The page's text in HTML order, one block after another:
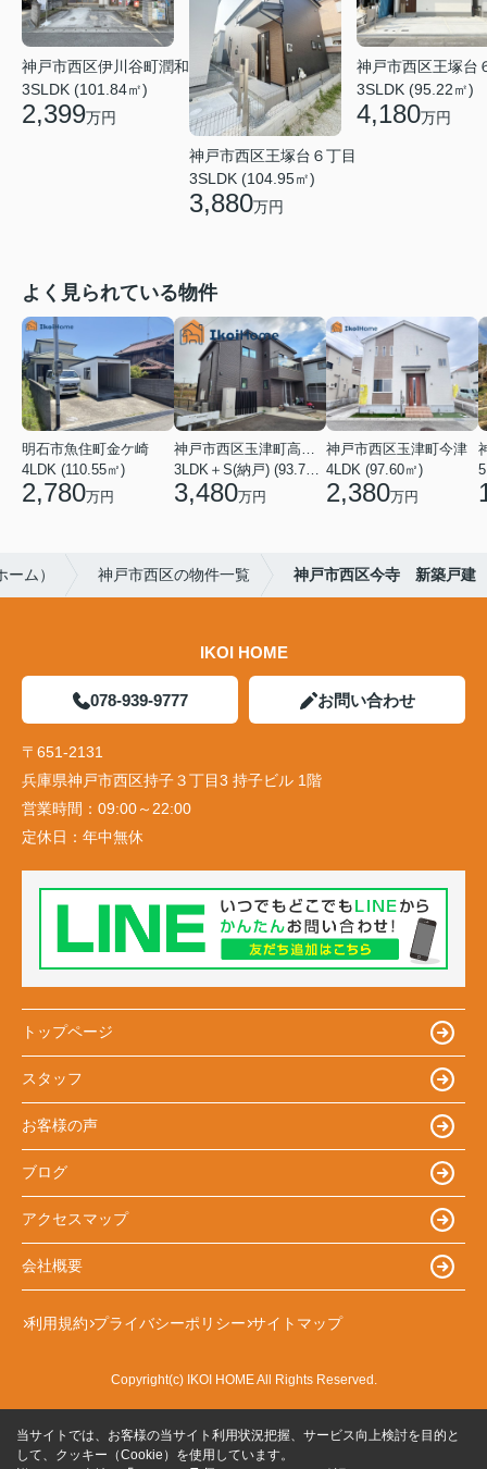
神戸市西区伊川谷町潤和
3SLDK (101.84㎡)
2,399万円
神戸市西区王塚台６丁目
3SLDK (104.95㎡)
3,880万円
神戸市西区王塚台
3SLDK (95.22㎡)
4,180万円
よく見られている物件
明石市魚住町金ケ崎
4LDK (110.55㎡)
2,780万円 3,480万円
神戸市西区玉津町今津
4LDK (97.60㎡)
2,380万円
ム） 神戸市西区の物件一覧 神戸市西区今寺 新築戸建
IKOI HOME
078-939-9777 お問い合わせ
〒651-2131
兵庫県神戸市西区持子３丁目3 持子ビル 1階
営業時間： 09:00～22:00
定休日： 年中無休
トップページ
スタッフ
お客様の声
ブログ
アクセスマップ
会社概要
利用規約 プライバシーポリシー サイトマップ
Copyright(c) IKOI HOME All Rights Reserved.
当サイトでは、お客様の当サイト利用状況把握、サービス向上検討を目的と
して、クッキー（Cookie）を使用しています。